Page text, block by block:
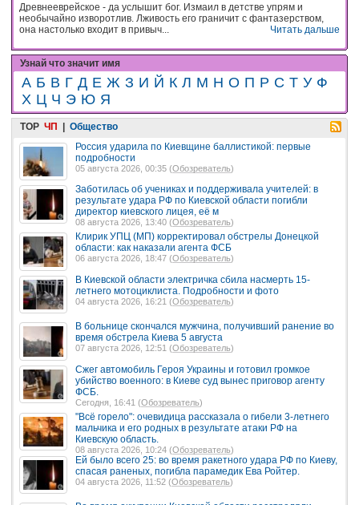
Древнееврейское - да услышит бог. Измаил в детстве упрям и
необычайно изворотлив. Лживость его граничит с фантазерством,
она настолько входит в привыч...
Читать дальше
Узнай что значит имя
А Б В Г Д Е Ж З И Й К Л М Н О П Р С Т У Ф
Х Ц Ч Э Ю Я
TOP ЧП | Общество
Россия ударила по Киевщине баллистикой: первые
подробности
05 августа 2026, 00:35 (Обозреватель)
Заботилась об учениках и поддерживала учителей: в
результате удара РФ по Киевской области погибли
директор киевского лицея, её м
08 августа 2026, 13:40 (Обозреватель)
Клирик УПЦ (МП) корректировал обстрелы Донецкой
области: как наказали агента ФСБ
06 августа 2026, 18:47 (Обозреватель)
В Киевской области электричка сбила насмерть 15-
летнего мотоциклиста. Подробности и фото
04 августа 2026, 16:21 (Обозреватель)
В больнице скончался мужчина, получивший ранение во
время обстрела Киева 5 августа
07 августа 2026, 12:51 (Обозреватель)
Сжег автомобиль Героя Украины и готовил громкое
убийство военного: в Киеве суд вынес приговор агенту
ФСБ.
Сегодня, 16:41 (Обозреватель)
"Всё горело": очевидица рассказала о гибели 3-летнего
мальчика и его родных в результате атаки РФ на
Киевскую область.
08 августа 2026, 10:24 (Обозреватель)
Ей было всего 25: во время ракетного удара РФ по Киеву,
спасая раненых, погибла парамедик Ева Ройтер.
04 августа 2026, 11:52 (Обозреватель)